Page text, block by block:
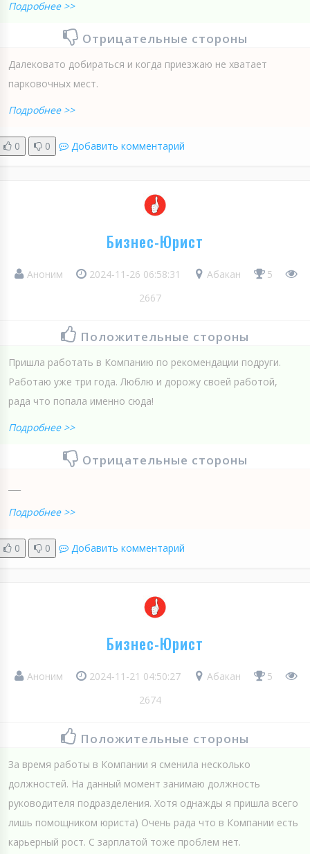
Подробнее >>
Отрицательные стороны
Далековато добираться и когда приезжаю не хватает
парковочных мест.
Подробнее >>
0 0 Добавить комментарий
Бизнес-Юрист
Аноним 2024-11-26 06:58:31 Абакан
5
2667
Положительные стороны
Пришла работать в Компанию по рекомендации подруги.
Работаю уже три года. Люблю и дорожу своей работой,
рада что попала именно сюда!
Подробнее >>
Отрицательные стороны
Подробнее >>
0 0 Добавить комментарий
Бизнес-Юрист
Аноним 2024-11-21 04:50:27 Абакан
5
2674
Положительные стороны
За время работы в Компании я сменила несколько
должностей. На данный момент занимаю должность
руководителя подразделения. Хотя однажды я пришла всего
лишь помощником юриста) Очень рада что в Компании есть
карьерный рост. С зарплатой тоже проблем нет.